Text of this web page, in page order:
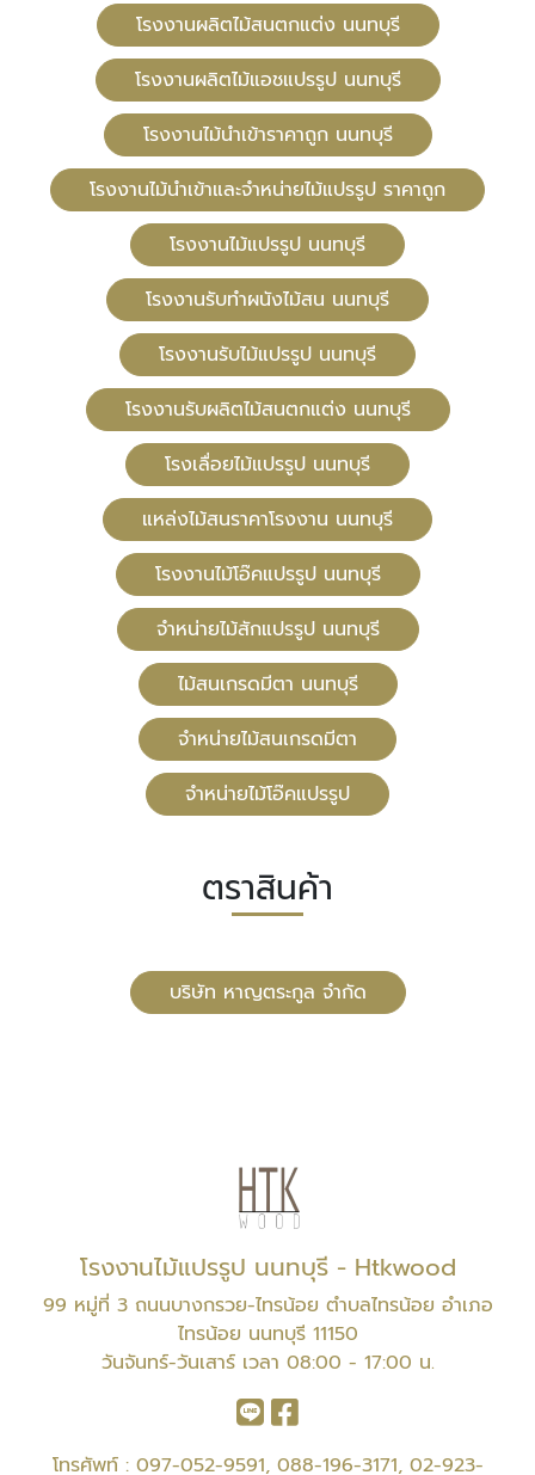
โรงงานผลิตไม้สนตกแต่ง นนทบุรี
โรงงานผลิตไม้แอชแปรรูป นนทบุรี
โรงงานไม้นำเข้าราคาถูก นนทบุรี
โรงงานไม้นำเข้าและจำหน่ายไม้แปรรูป ราคาถูก
โรงงานไม้แปรรูป นนทบุรี
โรงงานรับทำผนังไม้สน นนทบุรี
โรงงานรับไม้แปรรูป นนทบุรี
โรงงานรับผลิตไม้สนตกแต่ง นนทบุรี
โรงเลื่อยไม้แปรรูป นนทบุรี
แหล่งไม้สนราคาโรงงาน นนทบุรี
โรงงานไม้โอ๊คแปรรูป นนทบุรี
จำหน่ายไม้สักแปรรูป นนทบุรี
ไม้สนเกรดมีตา นนทบุรี
จำหน่ายไม้สนเกรดมีตา
จำหน่ายไม้โอ๊คแปรรูป
ตราสินค้า
บริษัท หาญตระกูล จำกัด
โรงงานไม้แปรรูป นนทบุรี - Htkwood
99 หมู่ที่ 3 ถนนบางกรวย-ไทรน้อย ตำบลไทรน้อย อำเภอ
ไทรน้อย นนทบุรี 11150
วันจันทร์-วันเสาร์ เวลา 08:00 - 17:00 น.
โทรศัพท์ : 097-052-9591, 088-196-3171, 02-923-